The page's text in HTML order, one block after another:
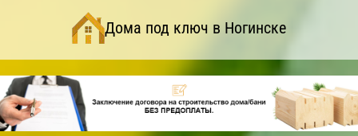
Дома под ключ в Ногинске